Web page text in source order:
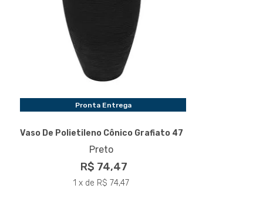
Pronta Entrega
Vaso De Polietileno Cônico Grafiato 47
Preto
R$ 74,47
1 x de R$ 74,47